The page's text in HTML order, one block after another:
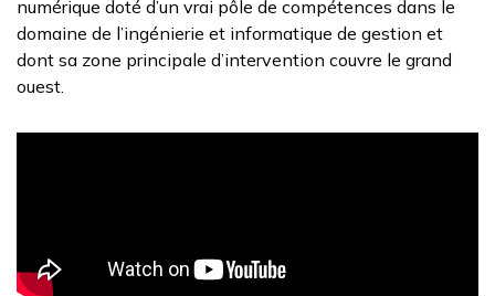
numérique doté d’un vrai pôle de compétences dans le
domaine de l’ingénierie et informatique de gestion et
dont sa zone principale d’intervention couvre le grand
ouest.